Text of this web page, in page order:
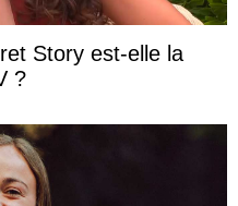
Story est-elle la
?